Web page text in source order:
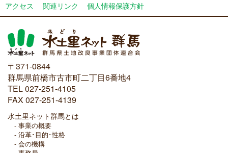
アクセス 関連リンク 個人情報保護方針
〒371-0844
群馬県前橋市古市町二丁目6番地4
TEL 027-251-4105
FAX 027-251-4139
水土里ネット群馬とは
事業の概要
沿革･目的･性格
会の機構